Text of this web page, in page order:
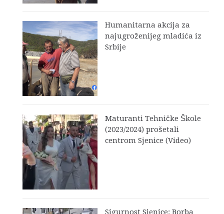
Humanitarna akcija za
najugroženijeg mladića iz
Srbije
Maturanti Tehničke Škole
(2023/2024) prošetali
centrom Sjenice (Video)
Sigurnost Sjenice: Borba